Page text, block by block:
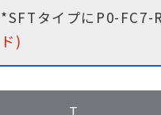
*SFTタイプにP0-FC7-
ド)
T